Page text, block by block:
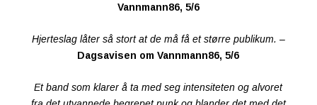
Vannmann86, 5/6
Hjerteslag låter så stortat de må få et større publikum. –
Dagsavisen om Vannmann86, 5/6
Et band som klarer å ta med seg intensiteten og alvoret